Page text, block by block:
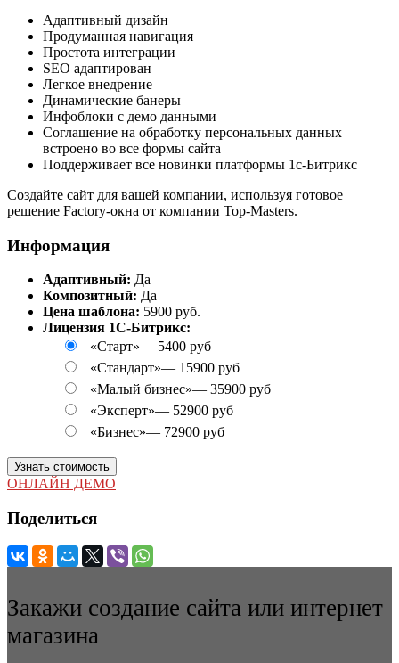
Адаптивный дизайн
Продуманная навигация
Простота интеграции
SEO адаптирован
Легкое внедрение
Динамические банеры
Инфоблоки с демо данными
Соглашение на обработку персональных данных
встроено во все формы сайта
Поддерживает все новинки платформы 1с-Битрикс
Создайте сайт для вашей компании, используя готовое
решение Factory-окна от компании Top-Masters.
Информация
Адаптивный: Да
Композитный: Да
Цена шаблона: 5900 руб.
Лицензия 1С-Битрикс:
«Старт»— 5400 руб
«Стандарт»— 15900 руб
«Малый бизнес»— 35900 руб
«Эксперт»— 52900 руб
«Бизнес»— 72900 руб
Узнать стоимость
ОНЛАЙН ДЕМО
Поделиться
Закажи создание сайта или интернет
магазина